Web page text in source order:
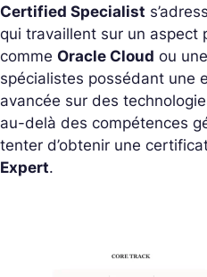
Certified Specialist
qui travaillent sur un aspect
comme Oracle Cloud ou
spécialistes possédant une
avancée sur des
au-delà des compétences
tenter d’obtenir une
Expert.